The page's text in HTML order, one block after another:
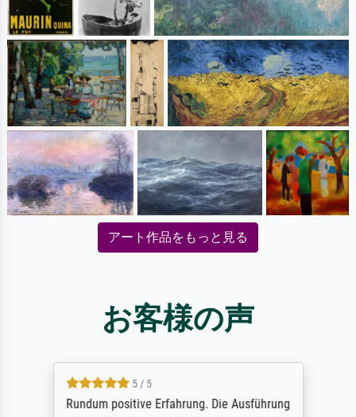
アート作品をもっと見る
お客様の声
5 / 5
Rundum positive Erfahrung. Die Ausführung